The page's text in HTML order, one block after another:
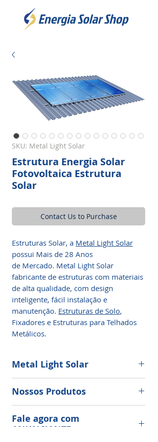
SKU: Metal Light Solar
Estrutura Energia Solar
Fotovoltaica Estrutura
Solar
Contact Us to Purchase
Estruturas Solar, a Metal Light Solar
possui Mais de 28 Anos
de Mercado. Metal Light Solar
fabricante de estruturas com materiais
de alta qualidade, com design
inteligente, fácil instalação e
manutenção. Estruturas de Solo,
Fixadores e Estruturas para Telhados
Metálicos.
Metal Light Solar
Metal Light Solar, você conta
com Materiais Inteligentes, que
agilizam o processo de manutenção e
montagem.
Nossos Produtos
Maior durabilidade, estrutura de aço
Fale agora com
ANUNCIANTE